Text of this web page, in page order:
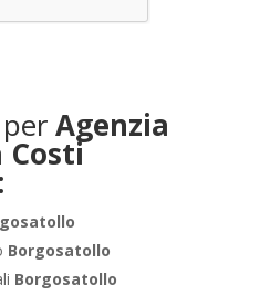
Agenzia
Costi
Borgosatollo
Borgosatollo